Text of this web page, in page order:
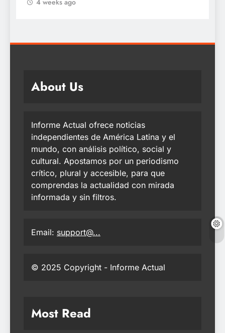
About Us
Informe Actual ofrece noticias
independientes de América Latina y el
mundo, con análisis político, social y
cultural. Apostamos por un periodismo
crítico, plural y accesible, para que
comprendas la actualidad con mirada
informada y sin filtros.
Email: support@...
© 2025 Copyright - Informe Actual
Most Read